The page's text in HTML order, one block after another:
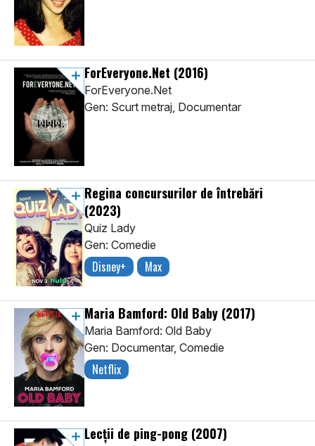
ForEveryone.Net (2016)
ForEveryone.Net
Gen: Scurt metraj, Documentar
Regina concursurilor de întrebări
(2023)
Quiz Lady
Gen: Comedie
Disney+ Max
Maria Bamford: Old Baby (2017)
Maria Bamford: Old Baby
Gen: Documentar, Comedie
Netflix
Lecții de ping-pong (2007)